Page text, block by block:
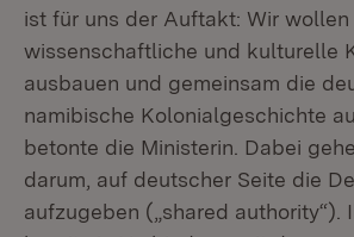
ist für uns der Auftakt: Wir wollen
wissenschaftliche und kulturelle
ausbauen und gemeinsam die
namibische Kolonialgeschichte
betonte die Ministerin. Dabei
darum, auf deutscher Seite die
aufzugeben („shared authority“).